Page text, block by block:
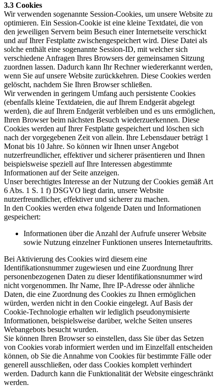
3.3 Cookies
Wir verwenden sogenannte Session-Cookies, um unsere Website zu
optimieren. Ein Session-Cookie ist eine kleine Textdatei, die von
den jeweiligen Servern beim Besuch einer Internetseite verschickt
und auf Ihrer Festplatte zwischengespeichert wird. Diese Datei als
solche enthält eine sogenannte Session-ID, mit welcher sich
verschiedene Anfragen Ihres Browsers der gemeinsamen Sitzung
zuordnen lassen. Dadurch kann Ihr Rechner wiedererkannt werden,
wenn Sie auf unsere Website zurückkehren. Diese Cookies werden
gelöscht, nachdem Sie Ihren Browser schließen.
Wir verwenden in geringem Umfang auch persistente Cookies
(ebenfalls kleine Textdateien, die auf Ihrem Endgerät abgelegt
werden), die auf Ihrem Endgerät verbleiben und es uns ermöglichen,
Ihren Browser beim nächsten Besuch wiederzuerkennen. Diese
Cookies werden auf Ihrer Festplatte gespeichert und löschen sich
nach der vorgegebenen Zeit von allein. Ihre Lebensdauer beträgt 1
Monat bis 10 Jahre. So können wir Ihnen unser Angebot
nutzerfreundlicher, effektiver und sicherer präsentieren und Ihnen
beispielsweise speziell auf Ihre Interessen abgestimmte
Informationen auf der Seite anzeigen.
Unser berechtigtes Interesse an der Nutzung der Cookies gemäß Art
6 Abs. 1 S. 1 f) DSGVO liegt darin, unsere Website
nutzerfreundlicher, effektiver und sicherer zu machen.
In den Cookies werden etwa folgende Daten und Informationen
gespeichert:
Informationen über die Anzahl der Aufrufe unserer Website
sowie Nutzung einzelner Funktionen unseres Internetauftritts.
Bei Aktivierung des Cookies wird diesem eine
Identifikationsnummer zugewiesen und eine Zuordnung Ihrer
personenbezogenen Daten zu dieser Identifikationsnummer wird
nicht vorgenommen. Ihr Name, Ihre IP-Adresse oder ähnliche
Daten, die eine Zuordnung des Cookies zu Ihnen ermöglichen
würden, werden nicht in den Cookie eingelegt. Auf Basis der
Cookie-Technologie erhalten wir lediglich pseudonymisierte
Informationen, beispielsweise darüber, welche Seiten unseres
Webangebots besucht wurden.
Sie können Ihren Browser so einstellen, dass Sie über das Setzen
von Cookies vorab informiert werden und im Einzelfall entscheiden
können, ob Sie die Annahme von Cookies für bestimmte Fälle oder
generell ausschließen, oder dass Cookies komplett verhindert
werden. Dadurch kann die Funktionalität der Website eingeschränkt
werden.